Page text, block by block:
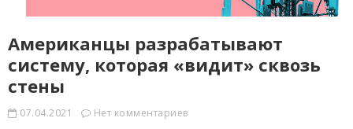
Американцы разрабатывают
систему, которая «видит» сквозь
стены
07.04.2021 Нет комментариев